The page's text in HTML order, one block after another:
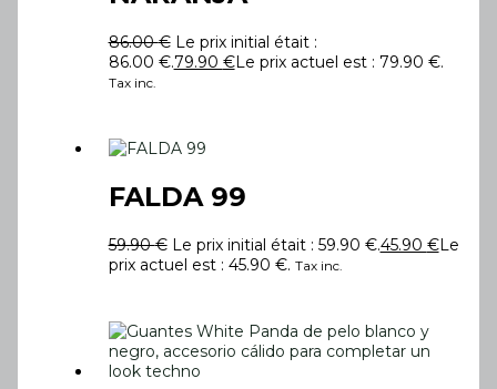
86.00€ Le prix initial était :
86.00 €.79.90 €Le prix actuel est : 79.90 €.
Tax inc.
FALDA 99
59.90€ Le prix initial était : 59.90 €.45.90 €Le
prix actuel est : 45.90 €. Tax inc.